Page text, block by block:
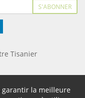
S'ABONNER
Tisanier
garantir la meilleure